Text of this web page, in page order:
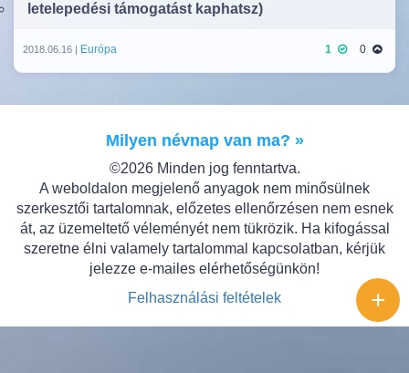
letelepedési támogatást kaphatsz)
2018.06.16 | Európa 1 0
Milyen névnap van ma? »
©2026 Minden jog fenntartva.
A weboldalon megjelenő anyagok nem minősülnek
szerkesztői tartalomnak, előzetes ellenőrzésen nem esnek
át, az üzemeltető véleményét nem tükrözik. Ha kifogással
szeretne élni valamely tartalommal kapcsolatban, kérjük
jelezze e-mailes elérhetőségünkön!
Felhasználási feltételek
+